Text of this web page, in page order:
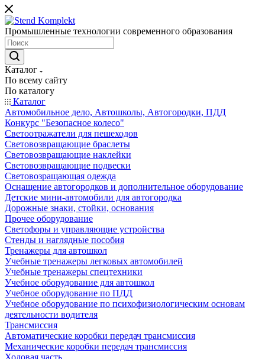
Промышленные технологии современного образования
Каталог
По всему сайту
По каталогу
Каталог
Автомобильное дело, Автошколы, Автогородки, ПДД
Конкурс "Безопасное колесо"
Светоотражатели для пешеходов
Световозвращающие браслеты
Световозвращающие наклейки
Световозвращающие подвески
Световозращающая одежда
Оснащение автогородков и дополнительное оборудование
Детские мини-автомобили для автогородка
Дорожные знаки, стойки, основания
Прочее оборудование
Светофоры и управляющие устройства
Стенды и наглядные пособия
Тренажеры для автошкол
Учебные тренажеры легковых автомобилей
Учебные тренажеры спецтехники
Учебное оборудование для автошкол
Учебное оборудование по ПДД
Учебное оборудование по психофизиологическим основам
деятельности водителя
Трансмиссия
Автоматические коробки передач трансмиссия
Механические коробки передач трансмиссия
Ходовая часть